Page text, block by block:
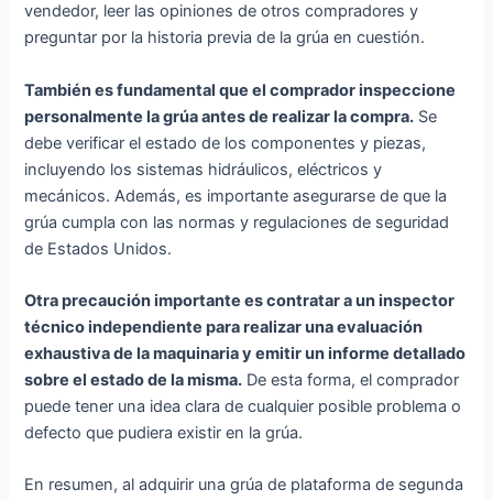
vendedor, leer las opiniones de otros compradores y
preguntar por la historia previa de la grúa en cuestión.
También es fundamental que el comprador inspeccione
personalmente la grúa antes de realizar la compra. Se
debe verificar el estado de los componentes y piezas,
incluyendo los sistemas hidráulicos, eléctricos y
mecánicos. Además, es importante asegurarse de que la
grúa cumpla con las normas y regulaciones de seguridad
de Estados Unidos.
Otra precaución importante es contratar a un inspector
técnico independiente para realizar una evaluación
exhaustiva de la maquinaria y emitir un informe detallado
sobre el estado de la misma. De esta forma, el comprador
puede tener una idea clara de cualquier posible problema o
defecto que pudiera existir en la grúa.
En resumen, al adquirir una grúa de plataforma de segunda